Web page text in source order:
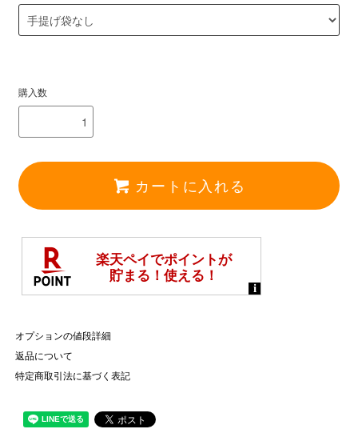
購入数
カートに入れる
オプションの値段詳細
返品について
特定商取引法に基づく表記